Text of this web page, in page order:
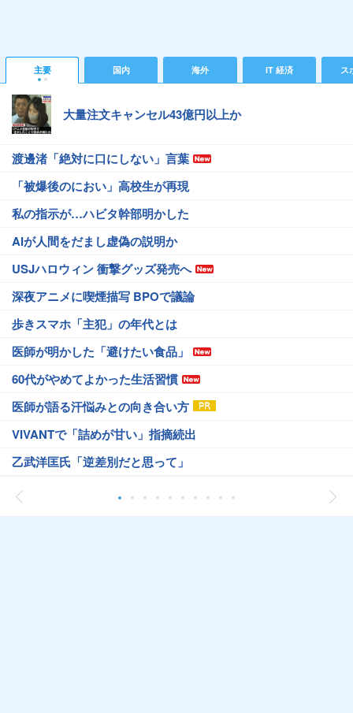
主要 国内 海外 IT 経済 ス
大量注文キャンセル43億円以上か
渡邊渚「絶対に口にしない」言葉
「被爆後のにおい」高校生が再現
私の指示が…ハビタ幹部明かした
AIが人間をだまし虚偽の説明か
USJハロウィン 衝撃グッズ発売へ
深夜アニメに喫煙描写 BPOで議論
歩きスマホ「主犯」の年代とは
医師が明かした「避けたい食品」
60代がやめてよかった生活習慣
医師が語る汗悩みとの向き合い方
VIVANTで「詰めが甘い」指摘続出
乙武洋匡氏「逆差別だと思って」